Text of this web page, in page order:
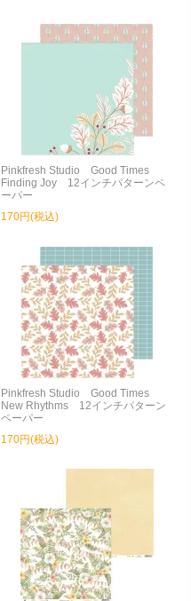
Pinkfresh Studio Good Times
Finding Joy 12インチパターンペ
ーパー
170円(税込)
Pinkfresh Studio Good Times
New Rhythms 12インチパターン
ペーパー
170円(税込)